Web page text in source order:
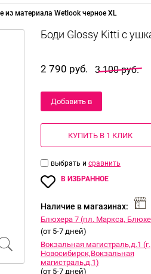
из материала Wetlook черное XL
2 790 руб. 3 100 руб.
Добавить в
корзину
КУПИТЬ В 1 КЛИК
выбрать и сравнить
В ИЗБРАННОЕ
Наличие в магазинах:
Блюхера 7 (пл. Маркса,
(от 5-7 дней)
Вокзальная магистраль,д.1 (г.
Новосибирск,Вокзальная
магистраль,д.1)
(от 5-7 дней)